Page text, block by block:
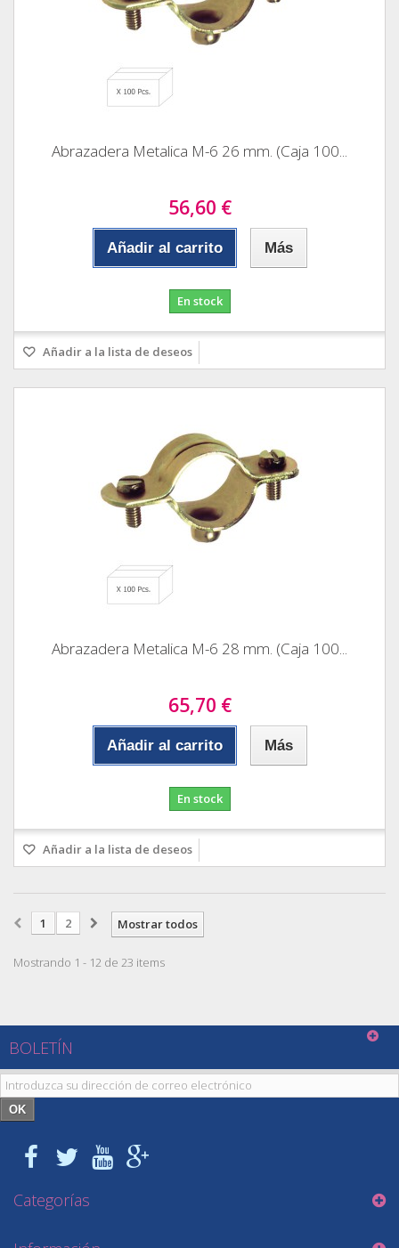
Abrazadera Metalica M-6 26 mm. (Caja 100...
56,60 €
Añadir al carrito Más
En stock
Añadir a la lista de deseos
Abrazadera Metalica M-6 28 mm. (Caja 100...
65,70 €
Añadir al carrito Más
En stock
Añadir a la lista de deseos
Mostrar todos
1 2
Mostrando 1 - 12 de 23 items
BOLETÍN
OK
Categorías